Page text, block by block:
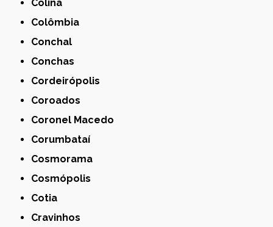
Colina
Colômbia
Conchal
Conchas
Cordeirópolis
Coroados
Coronel Macedo
Corumbataí
Cosmorama
Cosmópolis
Cotia
Cravinhos